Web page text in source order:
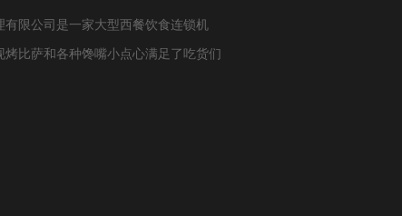
限公司是一家大型西餐饮食连锁机
比萨和各种馋嘴小点心满足了吃货们